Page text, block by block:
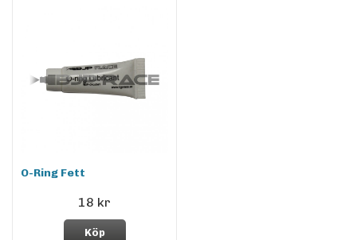
O-Ring Fett
18 kr
Köp